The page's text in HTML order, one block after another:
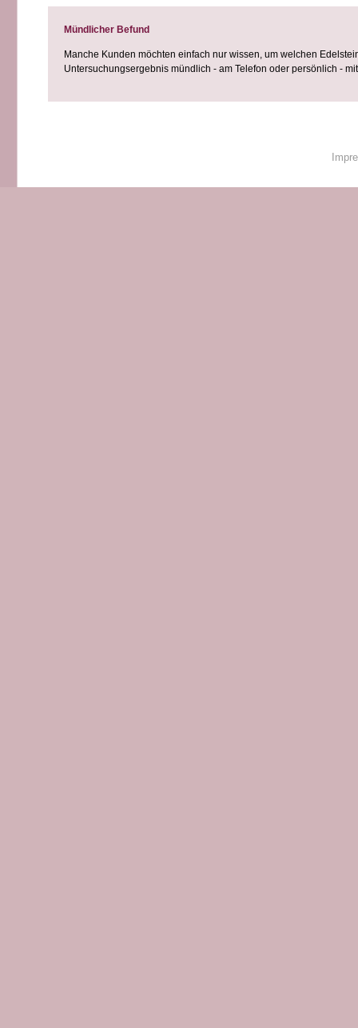
Mündlicher Befund
Manche Kunden möchten einfach nur wissen, um welchen
Untersuchungsergebnis mündlich - am Telefon oder persönlich -